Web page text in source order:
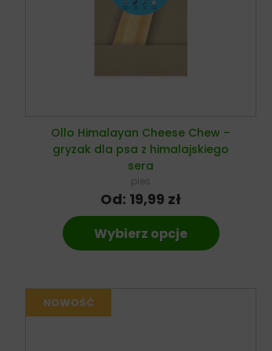
Ollo Himalayan Cheese Chew –
gryzak dla psa z himalajskiego
sera
pies
Od: 19,99 zł
Wybierz opcje